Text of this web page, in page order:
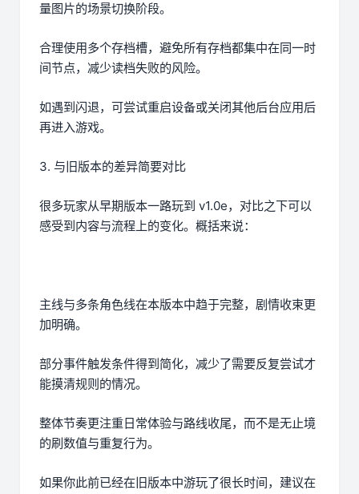
量图片的场景切换阶段。
合理使用多个存档槽，避免所有存档都集中在同一时
间节点，减少读档失败的风险。
如遇到闪退，可尝试重启设备或关闭其他后台应用后
再进入游戏。
3. 与旧版本的差异简要对比
很多玩家从早期版本一路玩到 v1.0e，对比之下可以
感受到内容与流程上的变化。概括来说：
主线与多条角色线在本版本中趋于完整，剧情收束更
加明确。
部分事件触发条件得到简化，减少了需要反复尝试才
能摸清规则的情况。
整体节奏更注重日常体验与路线收尾，而不是无止境
的刷数值与重复行为。
如果你此前已经在旧版本中游玩了很长时间，建议在